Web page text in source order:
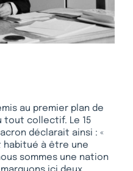
au premier plan de
tout collectif. Le 15
déclarait ainsi : «
habitué à être une
sommes une nation